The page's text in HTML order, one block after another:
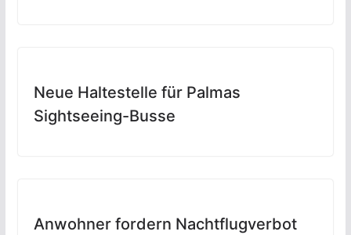
Neue Haltestelle für Palmas
Sightseeing-Busse
Anwohner fordern Nachtflugverbot